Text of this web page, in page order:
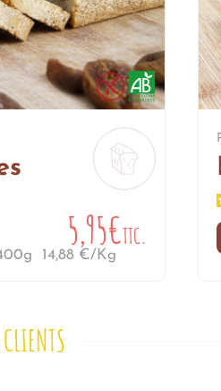
5,95€TTC.
14,88 €/Kg
CLIENTS